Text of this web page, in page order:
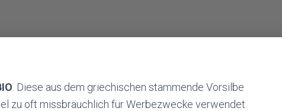
. Diese aus dem griechischen stammende Vorsilbe
zu oft missbräuchlich für Werbezwecke verwendet.